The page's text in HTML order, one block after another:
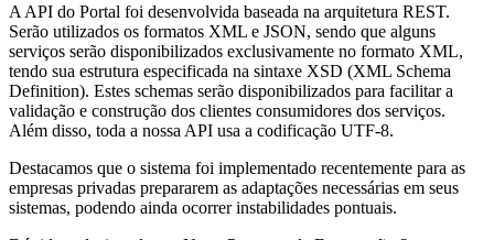
A API do Portal foi desenvolvida baseada na arquitetura REST.
Serão utilizados os formatos XML e JSON, sendo que alguns
serviços serão disponibilizados exclusivamente no formato XML,
tendo sua estrutura especificada na sintaxe XSD (XML Schema
Definition). Estes schemas serão disponibilizados para facilitar a
validação e construção dos clientes consumidores dos serviços.
Além disso, toda a nossa API usa a codificação UTF-8.
Destacamos que o sistema foi implementado recentemente para as
empresas privadas prepararem as adaptações necessárias em seus
sistemas, podendo ainda ocorrer instabilidades pontuais.